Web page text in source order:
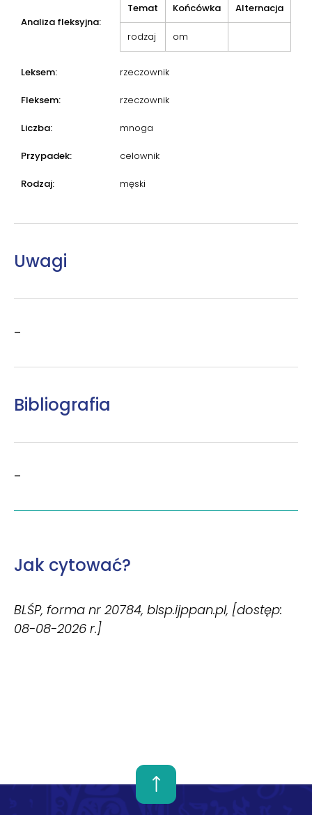
Analiza fleksyjna:
Temat Końcówka Alternacja
rodzaj om
Leksem: rzeczownik
Fleksem: rzeczownik
Liczba: mnoga
Przypadek: celownik
Rodzaj: męski
Uwagi
–
Bibliografia
–
Jak cytować?
BLŚP, forma nr 20784, blsp.ijppan.pl, [dostęp:
08-08-2026 r.]